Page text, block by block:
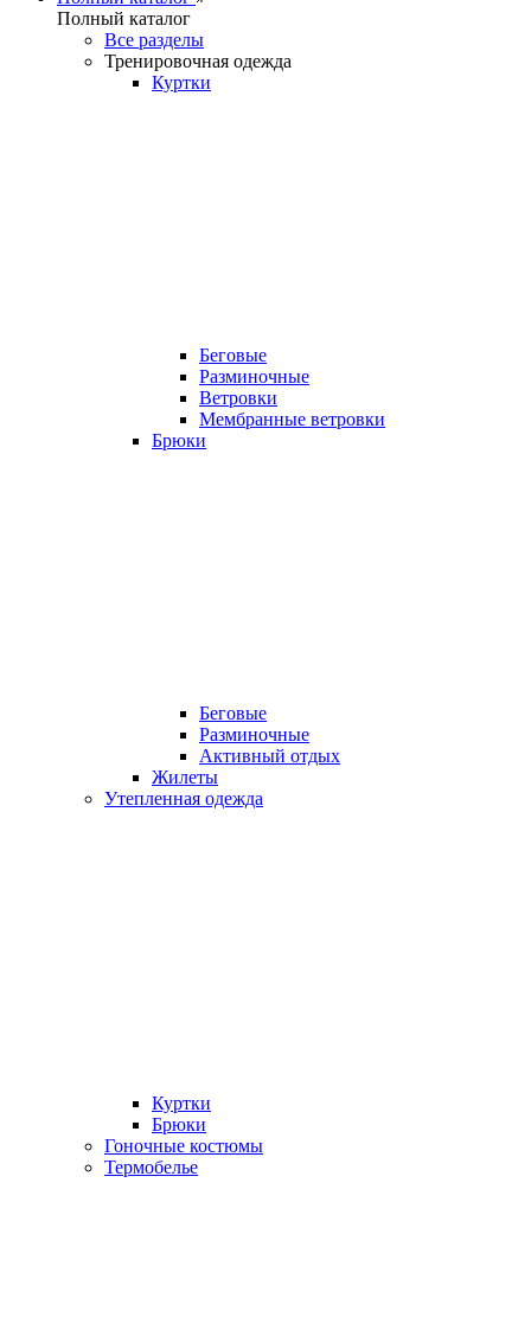
Полный каталог
Все разделы
Тренировочная одежда
Куртки
Беговые
Разминочные
Ветровки
Мембранные ветровки
Брюки
Беговые
Разминочные
Активный отдых
Жилеты
Утепленная одежда
Куртки
Брюки
Гоночные костюмы
Термобелье